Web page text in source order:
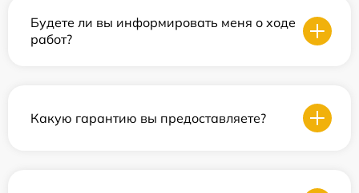
Будете ли вы информировать меня о ходе
работ?
Какую гарантию вы предоставляете?